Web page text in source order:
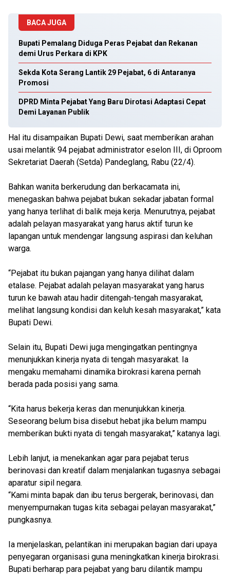
BACA JUGA
Bupati Pemalang Diduga Peras Pejabat dan Rekanan
demi Urus Perkara di KPK
Sekda Kota Serang Lantik 29 Pejabat, 6 di Antaranya
Promosi
DPRD Minta Pejabat Yang Baru Dirotasi Adaptasi Cepat
Demi Layanan Publik
Hal itu disampaikan Bupati Dewi, saat memberikan arahan
usai melantik 94 pejabat administrator eselon III, di Oproom
Sekretariat Daerah (Setda) Pandeglang, Rabu (22/4).
Bahkan wanita berkerudung dan berkacamata ini,
menegaskan bahwa pejabat bukan sekadar jabatan formal
yang hanya terlihat di balik meja kerja. Menurutnya, pejabat
adalah pelayan masyarakat yang harus aktif turun ke
lapangan untuk mendengar langsung aspirasi dan keluhan
warga.
“Pejabat itu bukan pajangan yang hanya dilihat dalam
etalase. Pejabat adalah pelayan masyarakat yang harus
turun ke bawah atau hadir ditengah-tengah masyarakat,
melihat langsung kondisi dan keluh kesah masyarakat,” kata
Bupati Dewi.
Selain itu, Bupati Dewi juga mengingatkan pentingnya
menunjukkan kinerja nyata di tengah masyarakat. Ia
mengaku memahami dinamika birokrasi karena pernah
berada pada posisi yang sama.
“Kita harus bekerja keras dan menunjukkan kinerja.
Seseorang belum bisa disebut hebat jika belum mampu
memberikan bukti nyata di tengah masyarakat,” katanya lagi.
Lebih lanjut, ia menekankan agar para pejabat terus
berinovasi dan kreatif dalam menjalankan tugasnya sebagai
aparatur sipil negara.
“Kami minta bapak dan ibu terus bergerak, berinovasi, dan
menyempurnakan tugas kita sebagai pelayan masyarakat,”
pungkasnya.
Ia menjelaskan, pelantikan ini merupakan bagian dari upaya
penyegaran organisasi guna meningkatkan kinerja birokrasi.
Bupati berharap para pejabat yang baru dilantik mampu